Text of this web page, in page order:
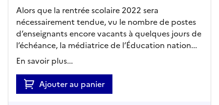
Alors que la rentrée scolaire 2022 sera
nécessairement tendue, vu le nombre de postes
d’enseignants encore vacants à quelques jours de
l’échéance, la médiatrice de l’Éducation nation...
En savoir plus...
Ajouter au panier